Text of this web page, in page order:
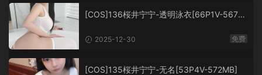
[COS]136桜井宁宁-透明泳衣[66P1V-567M
2025-12-30 免费
[COS]135桜井宁宁-无名[53P4V-572MB]